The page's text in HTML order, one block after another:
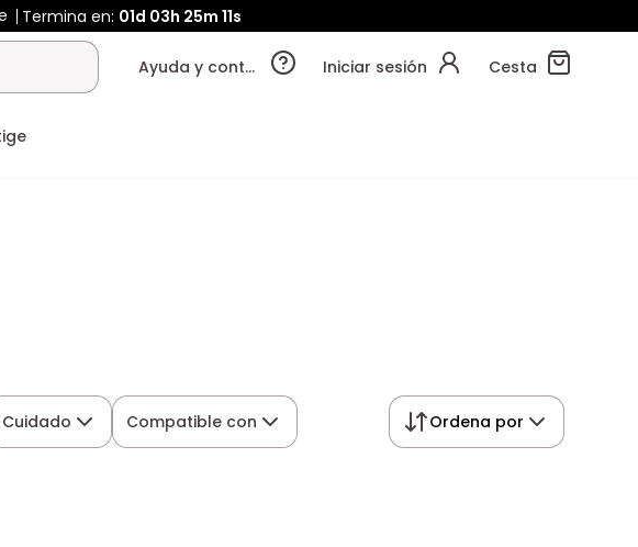
Termina en: 01d 03h 25m 10s
Ayuda y contacto Iniciar sesión Cesta
Cuidado Compatible con Ordena por